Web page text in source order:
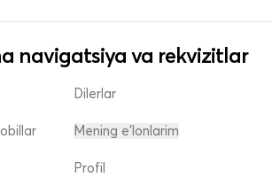
navigatsiya va rekvizitlar
Dilerlar
Mening e'lonlarim
Profil